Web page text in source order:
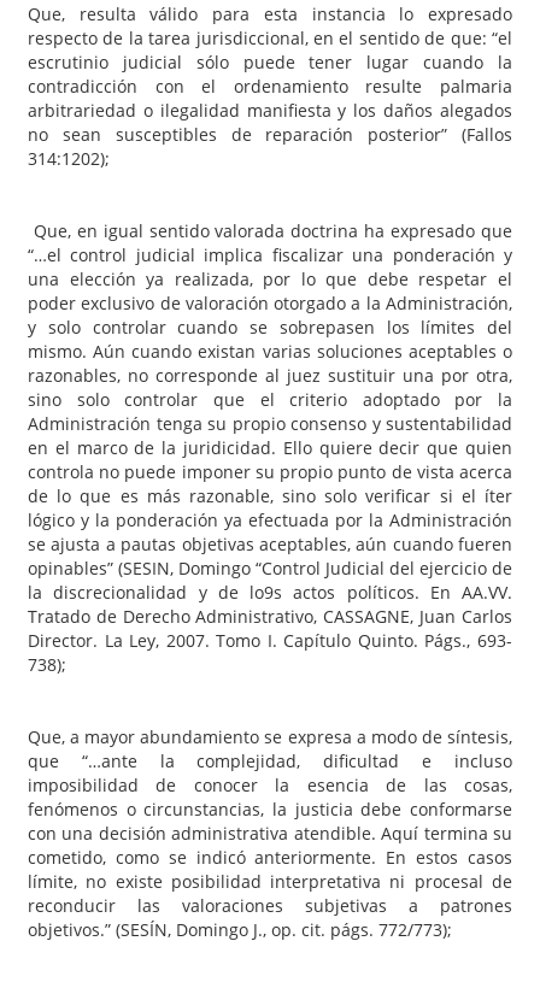
Que, resulta válido para esta instancia lo expresado
respecto de la tarea jurisdiccional, en el sentido de que: “el
escrutinio judicial sólo puede tener lugar cuando la
contradicción con el ordenamiento resulte palmaria
arbitrariedad o ilegalidad manifiesta y los daños alegados
no sean susceptibles de reparación posterior” (Fallos
314:1202);
Que, en igual sentido valorada doctrina ha expresado que
“…el control judicial implica fiscalizar una ponderación y
una elección ya realizada, por lo que debe respetar el
poder exclusivo de valoración otorgado a la Administración,
y solo controlar cuando se sobrepasen los límites del
mismo. Aún cuando existan varias soluciones aceptables o
razonables, no corresponde al juez sustituir una por otra,
sino solo controlar que el criterio adoptado por la
Administración tenga su propio consenso y sustentabilidad
en el marco de la juridicidad. Ello quiere decir que quien
controla no puede imponer su propio punto de vista acerca
de lo que es más razonable, sino solo verificar si el íter
lógico y la ponderación ya efectuada por la Administración
se ajusta a pautas objetivas aceptables, aún cuando fueren
opinables” (SESIN, Domingo “Control Judicial del ejercicio de
la discrecionalidad y de lo9s actos políticos. En AA.VV.
Tratado de Derecho Administrativo, CASSAGNE, Juan Carlos
Director. La Ley, 2007. Tomo I. Capítulo Quinto. Págs., 693-
738);
Que, a mayor abundamiento se expresa a modo de síntesis,
que “…ante la complejidad, dificultad e incluso
imposibilidad de conocer la esencia de las cosas,
fenómenos o circunstancias, la justicia debe conformarse
con una decisión administrativa atendible. Aquí termina su
cometido, como se indicó anteriormente. En estos casos
límite, no existe posibilidad interpretativa ni procesal de
reconducir las valoraciones subjetivas a patrones
objetivos.” (SESÍN, Domingo J., op. cit. págs. 772/773);